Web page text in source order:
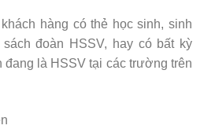
hàng có thẻ học sinh, sinh
đoàn HSSV, hay có bất kỳ
là HSSV tại các trường trên